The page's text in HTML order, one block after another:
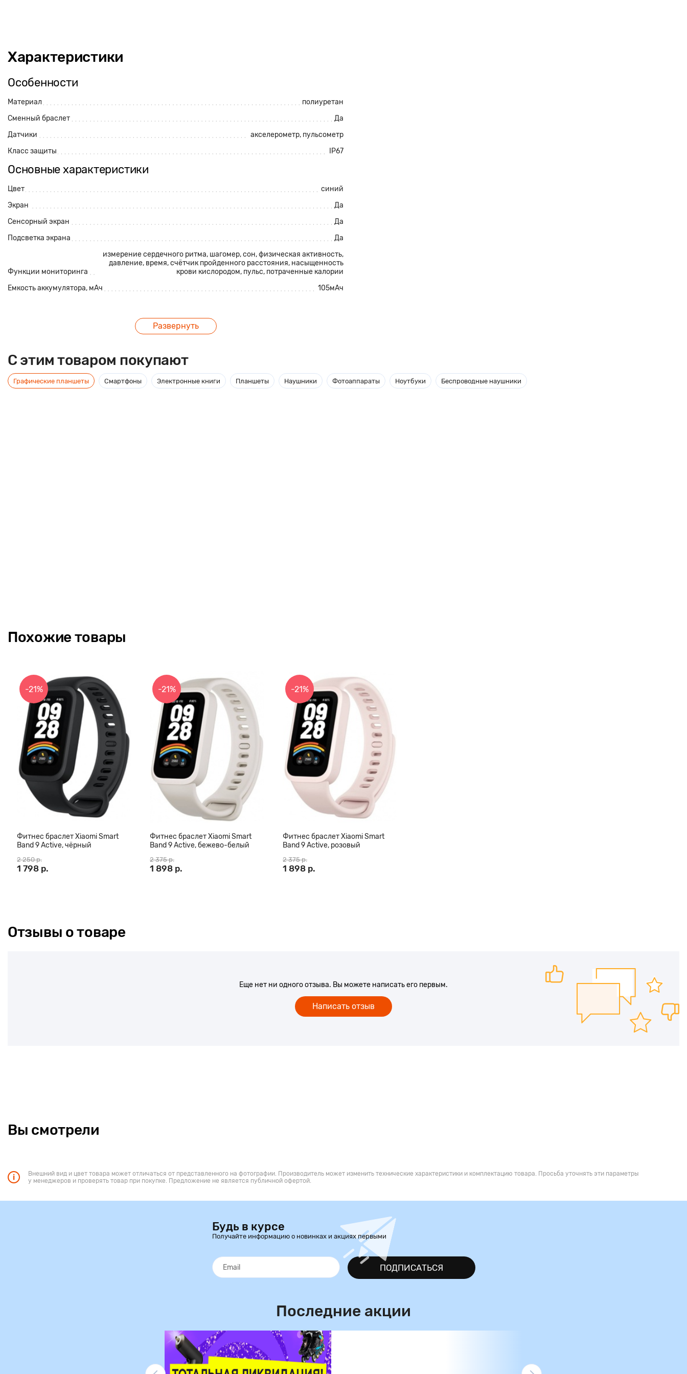
Характеристики
Особенности
Материал
полиуретан
Сменный браслет
Да
Датчики
акселерометр, пульсометр
Класс защиты
IP67
Основные характеристики
Цвет
синий
Экран
Да
Сенсорный экран
Да
Подсветка экрана
Да
Функции мониторинга
измерение сердечного ритма, шагомер,сон, физическая активность,
давление, время, счётчик пройденного расстояния, насыщенность
крови кислородом, пульс, потраченные калории
Емкость аккумулятора, мАч
105мАч
каждый день! Занимайтесь спортом (шагомер, затраченные калории), следите за своим
здоровьем (давление, сердечный ритм), получайте вовремя уведомления. И всё это - со
стильным и классным фитнес браслетом.
Развернуть
C этим товаром покупают
Графические планшеты Смартфоны Электронные книги Планшеты Наушники Фотоаппараты Ноутбуки Беспроводные наушники
Похожие товары
-21%
Фитнес браслет Xiaomi Smart
Band 9 Active, чёрный
2 250 р.
1 798 р.
-21%
Фитнес браслет Xiaomi Smart
Band 9 Active, бежево-белый
2 375 р.
1 898 р.
-21%
Фитнес браслет Xiaomi Smart
Band 9 Active, розовый
2 375 р.
1 898 р.
Отзывы о товаре
Еще нет ни одного отзыва. Вы можете написать его первым.
Написать отзыв
Вы смотрели
Внешний вид и цвет товара может отличаться от представленного на фотографии. Производитель может изменить технические характеристики и комплектацию товара. Просьба уточнять эти параметры
у менеджеров и проверять товар при покупке. Предложение не является публичной офертой.
Будь в курсе
Получайте информацию о новинках и акциях первыми
ПОДПИСАТЬСЯ
Последние акции